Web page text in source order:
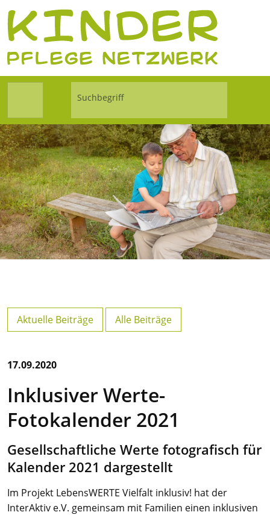
Aktuelle Beiträge Alle Beiträge
17.09.2020
Inklusiver Werte-
Fotokalender 2021
Gesellschaftliche Werte fotografisch für
Kalender 2021 dargestellt
Im Projekt LebensWERTE Vielfalt inklusiv! hat der
InterAktiv e.V. gemeinsam mit Familien einen inklusiven